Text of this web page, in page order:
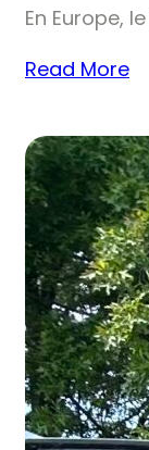
En Europe,
Read More